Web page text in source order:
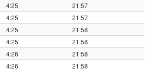
4:25
21:57
4:25
21:57
4:25
21:58
4:25
21:58
4:26
21:58
4:26
21:58